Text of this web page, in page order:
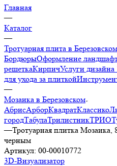
Главная
—
Каталог
—
Тротуарная плита в Березовском
БордюрыОформление
решеткаКирпичУслуги
для ухода за плиткой
—
Мозаика в Березовском
АбрисАрборКвадратКлассико
городТабулаТрилистникТРИО
—Тротуарная плитка
черным
Артикул: 00-00010772
3D-Визуализатор